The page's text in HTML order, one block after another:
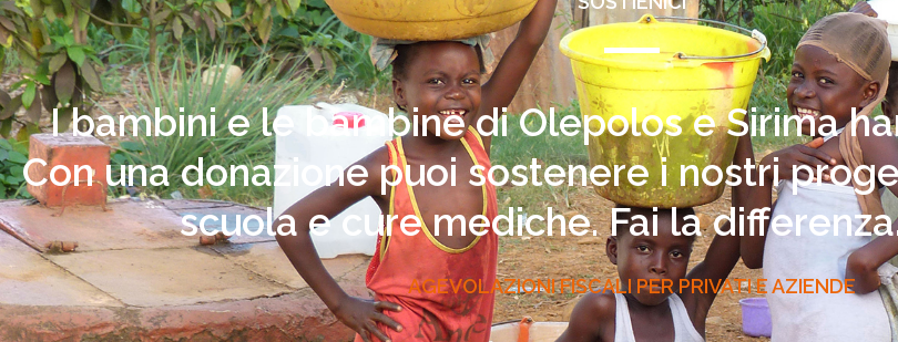
I bambini e le bambine di Olepolos e Sirima
Con una donazione puoi sostenere i nostri
scuola e cure mediche. Fai la
AGEVOLAZIONI FISCALI PER PRIVATI E AZIENDE